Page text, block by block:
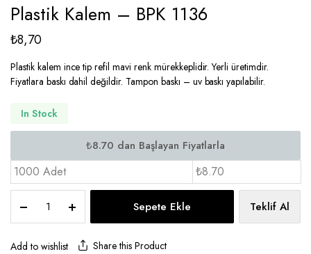
Plastik Kalem – BPK 1136
₺8,70
Plastik kalem ince tip refil mavi renk mürekkeplidir. Yerli üretimdir.
Fiyatlara baskı dahil değildir. Tampon baskı – uv baskı yapılabilir.
In Stock
1000 Adet ₺8.70
Kalem
-
BPK
Sepete Ekle Teklif Al
Add to wishlist Share this Product